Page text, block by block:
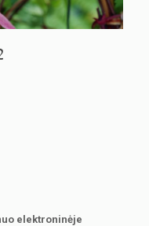
elektroninėje